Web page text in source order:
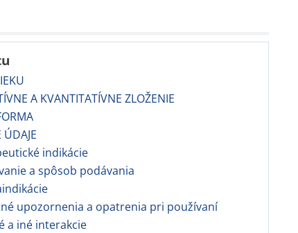
A KVANTITATÍVNE ZLOŽENIE
indikácie
a spôsob podávania
upozornenia a opatrenia pri používaní
a iné interakcie